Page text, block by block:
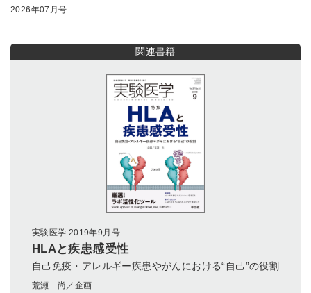
2026年07月号
関連書籍
実験医学 2019年9月号
HLAと疾患感受性
自己免疫・アレルギー疾患やがんにおける“自己”の役割
荒瀬 尚／企画